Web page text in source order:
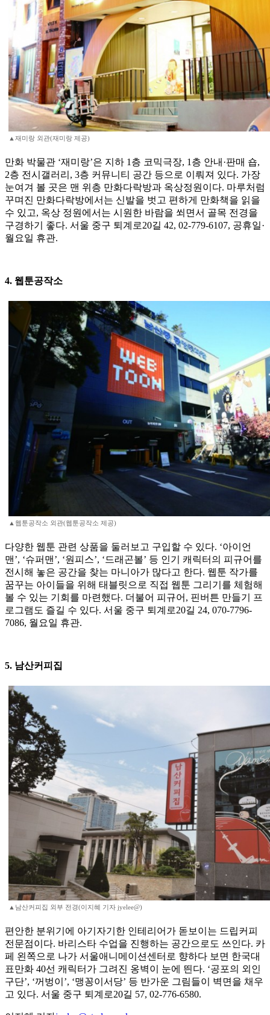
▲재미랑 외관(재미랑 제공)
만화 박물관 ‘재미랑’은 지하 1층 코믹극장, 1층 안내·판매 숍,
2층 전시갤러리, 3층 커뮤니티 공간 등으로 이뤄져 있다. 가장
눈여겨 볼 곳은 맨 위층 만화다락방과 옥상정원이다. 마루처럼
꾸며진 만화다락방에서는 신발을 벗고 편하게 만화책을 읽을
수 있고, 옥상 정원에서는 시원한 바람을 쐬면서 골목 전경을
구경하기 좋다. 서울 중구 퇴계로20길 42, 02-779-6107, 공휴일·
월요일 휴관.
4. 웹툰공작소
▲웹툰공작소 외관(웹툰공작소 제공)
다양한 웹툰 관련 상품을 둘러보고 구입할 수 있다. ‘아이언
맨’, ‘슈퍼맨’, ‘원피스’, ‘드래곤볼’ 등 인기 캐릭터의 피규어를
전시해 놓은 공간을 찾는 마니아가 많다고 한다. 웹툰 작가를
꿈꾸는 아이들을 위해 태블릿으로 직접 웹툰 그리기를 체험해
볼 수 있는 기회를 마련했다. 더불어 피규어, 핀버튼 만들기 프
로그램도 즐길 수 있다. 서울 중구 퇴계로20길 24, 070-7796-
7086, 월요일 휴관.
5. 남산커피집
▲남산커피집 외부 전경(이지혜 기자 jyelee@)
편안한 분위기에 아기자기한 인테리어가 돋보이는 드립커피
전문점이다. 바리스타 수업을 진행하는 공간으로도 쓰인다. 카
페 왼쪽으로 나가 서울애니메이션센터로 향하다 보면 한국대
표만화 40선 캐릭터가 그려진 옹벽이 눈에 띈다. ‘공포의 외인
구단’, ‘꺼벙이’, ‘맹꽁이서당’ 등 반가운 그림들이 벽면을 채우
고 있다. 서울 중구 퇴계로20길 57, 02-776-6580.